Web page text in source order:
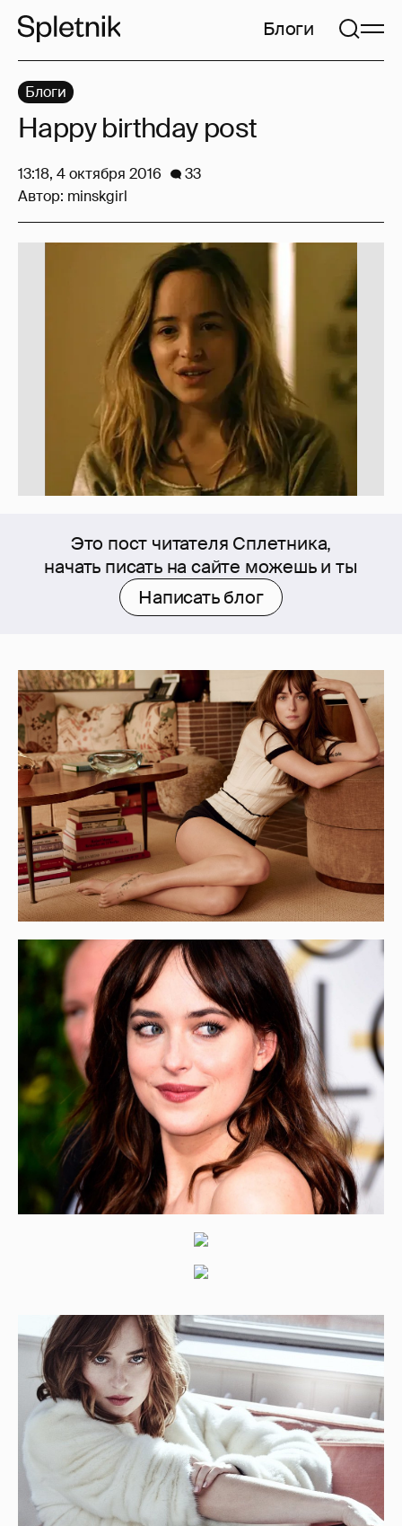
Блоги
Это пост читателя Сплетника,
начать писать на сайте можешь и ты
Написать блог
Блоги
Happy birthday post
13:18, 4 октября 2016
33
Автор: minskgirl